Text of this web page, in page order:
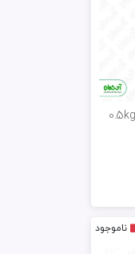
ناموجود